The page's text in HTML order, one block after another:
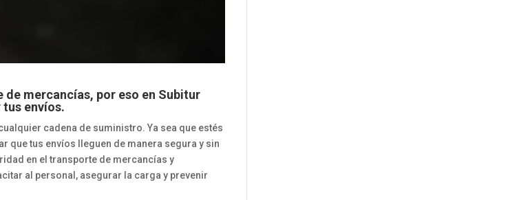
mercancías, por eso en Subitur
envíos.
cadena de suministro. Ya sea que estés
que tus envíos lleguen de manera segura y sin
en el transporte de mercancías y
al personal, asegurar la carga y prevenir